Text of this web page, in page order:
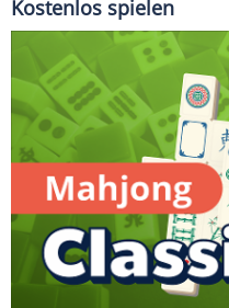
Kostenlos spielen